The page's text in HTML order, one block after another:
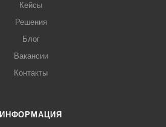
Кейсы
Решения
Блог
Вакансии
Контакты
ИНФОРМАЦИЯ